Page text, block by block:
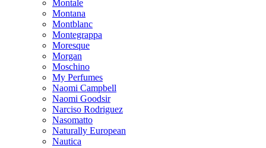
Montale
Montana
Montblanc
Montegrappa
Moresque
Morgan
Moschino
My Perfumes
Naomi Campbell
Naomi Goodsir
Narciso Rodriguez
Nasomatto
Naturally European
Nautica